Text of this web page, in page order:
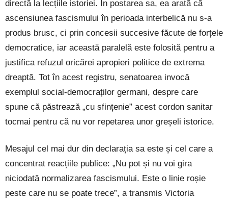
directă la lecțiile istoriei. În postarea sa, ea arată că
ascensiunea fascismului în perioada interbelică nu s-a
produs brusc, ci prin concesii succesive făcute de forțele
democratice, iar această paralelă este folosită pentru a
justifica refuzul oricărei apropieri politice de extrema
dreaptă. Tot în acest registru, senatoarea invocă
exemplul social-democraților germani, despre care
spune că păstrează „cu sfințenie” acest cordon sanitar
tocmai pentru că nu vor repetarea unor greșeli istorice.
Mesajul cel mai dur din declarația sa este și cel care a
concentrat reacțiile publice: „Nu pot și nu voi gira
niciodată normalizarea fascismului. Este o linie roșie
peste care nu se poate trece”, a transmis Victoria